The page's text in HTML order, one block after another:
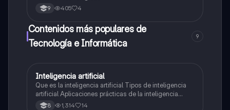
9 405 4
Contenidos más populares de
Tecnología e Informática
9
Tecnología e Informática
Inteligencia artificial
Que es la inteligencia artificial Tipos de inteligencia
artificial Aplicaciones prácticas de la inteligencia
artificial
8 1,314 14